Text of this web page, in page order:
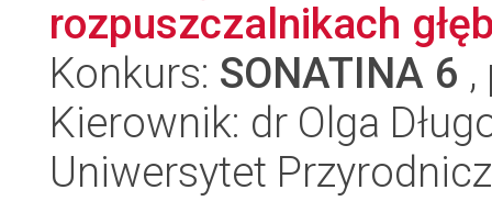
rozpuszczalnikach
Konkurs: SONATINA 6
Kierownik: dr Olga
Uniwersytet